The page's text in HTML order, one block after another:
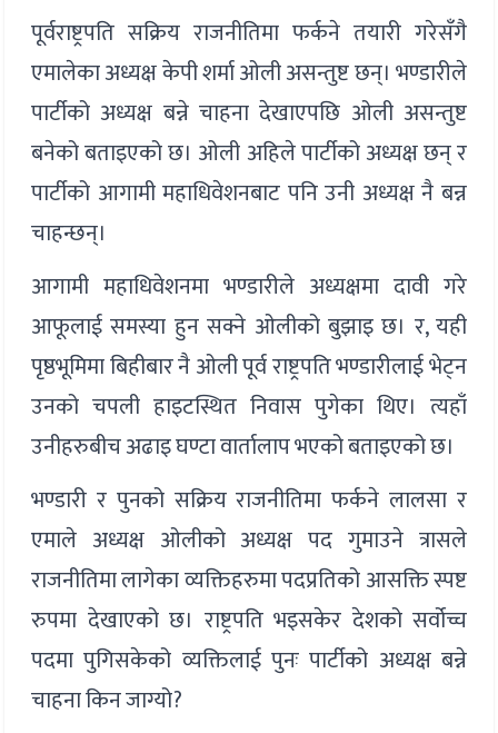
पूर्वराष्ट्रपति सक्रिय राजनीतिमा फर्कने तयारी गरेसँगै
एमालेका अध्यक्ष केपी शर्मा ओली असन्तुष्ट छन्। भण्डारीले
पार्टीको अध्यक्ष बन्ने चाहना देखाएपछि ओली असन्तुष्ट
बनेको बताइएको छ। ओली अहिले पार्टीको अध्यक्ष छन् र
पार्टीको आगामी महाधिवेशनबाट पनि उनी अध्यक्ष नै बन्न
चाहन्छन्।
आगामी महाधिवेशनमा भण्डारीले अध्यक्षमा दावी गरे
आफूलाई समस्या हुन सक्ने ओलीको बुझाइ छ। र, यही
पृष्ठभूमिमा बिहीबार नै ओली पूर्व राष्ट्रपति भण्डारीलाई भेट्न
उनको चपली हाइटस्थित निवास पुगेका थिए। त्यहाँ
उनीहरुबीच अढाइ घण्टा वार्तालाप भएको बताइएको छ।
भण्डारी र पुनको सक्रिय राजनीतिमा फर्कने लालसा र
एमाले अध्यक्ष ओलीको अध्यक्ष पद गुमाउने त्रासले
राजनीतिमा लागेका व्यक्तिहरुमा पदप्रतिको आसक्ति स्पष्ट
रुपमा देखाएको छ। राष्ट्रपति भइसकेर देशको सर्वोच्च
पदमा पुगिसकेको व्यक्तिलाई पुनः पार्टीको अध्यक्ष बन्ने
चाहना किन जाग्यो?